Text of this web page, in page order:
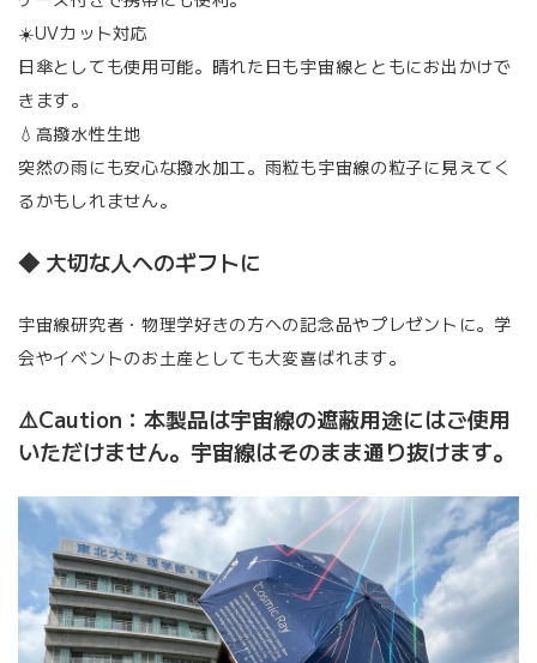
☀️UVカット対応
日傘としても使用可能。晴れた日も宇宙線とともにお出かけで
きます。
💧高撥水性生地
突然の雨にも安心な撥水加工。雨粒も宇宙線の粒子に見えてく
るかもしれません。
◆ 大切な人へのギフトに
宇宙線研究者・物理学好きの方への記念品やプレゼントに。学
会やイベントのお土産としても大変喜ばれます。
⚠️Caution：本製品は宇宙線の遮蔽用途にはご使用
いただけません。宇宙線はそのまま通り抜けます。